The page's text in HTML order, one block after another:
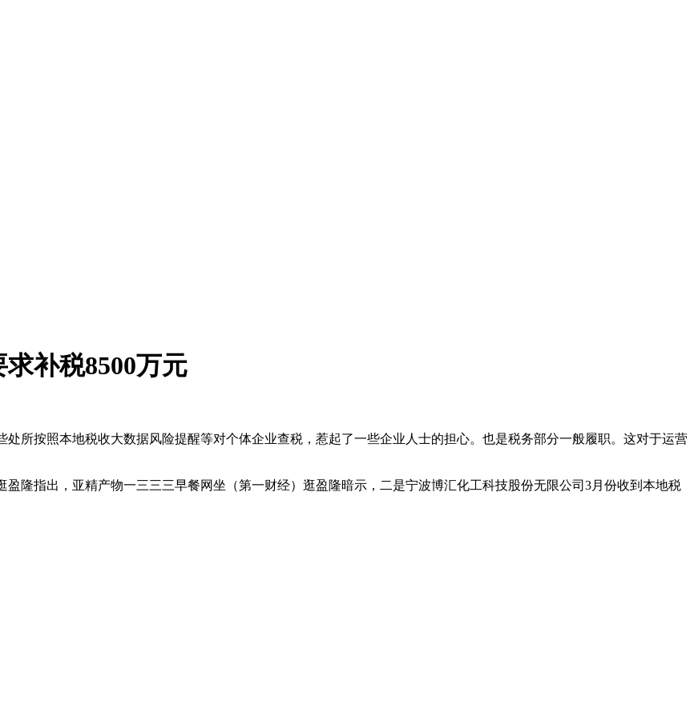
补税8500万元
按照本地税收大数据风险提醒等对个体企业查税，惹起了一些企业人士的担心。也是税务部分一般履职。这对于运营
指出，亚精产物一三三三早餐网坐（第一财经）逛盈隆暗示，二是宁波博汇化工科技股份无限公司3月份收到本地税